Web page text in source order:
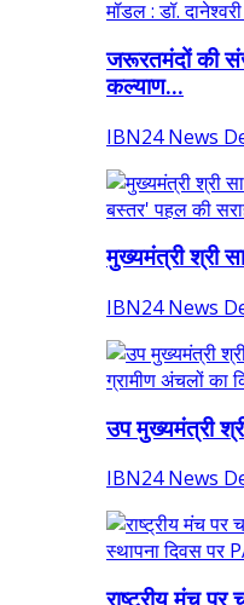
जरूरतमंदों की
कल्याण...
IBN24 News
मुख्यमंत्री श्री
IBN24 News
उप मुख्यमंत्री
IBN24 News